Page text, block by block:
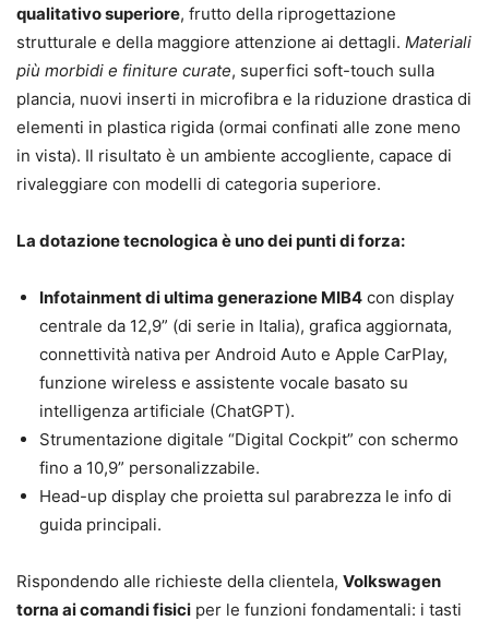
qualitativo superiore, frutto della riprogettazione
strutturale e della maggiore attenzione ai dettagli. Materiali
più morbidi e finiture curate, superfici soft-touch sulla
plancia, nuovi inserti in microfibra e la riduzione drastica di
elementi in plastica rigida (ormai confinati alle zone meno
in vista). Il risultato è un ambiente accogliente, capace di
rivaleggiare con modelli di categoria superiore.
La dotazione tecnologica è uno dei punti di forza:
Infotainment di ultima generazione MIB4 con display
centrale da 12,9” (di serie in Italia), grafica aggiornata,
connettività nativa per Android Auto e Apple CarPlay,
funzione wireless e assistente vocale basato su
intelligenza artificiale (ChatGPT).
Strumentazione digitale “Digital Cockpit” con schermo
fino a 10,9” personalizzabile.
Head-up display che proietta sul parabrezza le info di
guida principali.
Rispondendo alle richieste della clientela, Volkswagen
torna ai comandi fisici per le funzioni fondamentali: i tasti